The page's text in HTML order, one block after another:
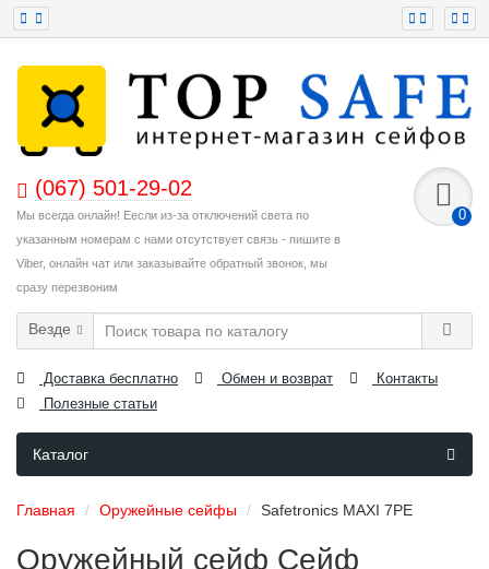
(067) 501-29-02
Мы всегда онлайн! Еесли из-за отключений света по
указанным номерам с нами отсутствует связь - пишите в
Viber, онлайн чат или заказывайте обратный звонок, мы
сразу перезвоним
0
Везде
Доставка бесплатно Обмен и возврат
Контакты
Полезные статьи
Каталог
Главная Оружейные сейфы Safetronics MAXI 7РЕ
Оружейный сейф Сейф